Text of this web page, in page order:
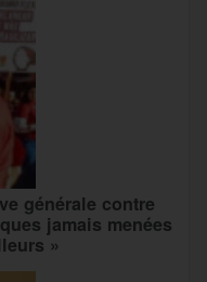
générale contre
jamais menées
»